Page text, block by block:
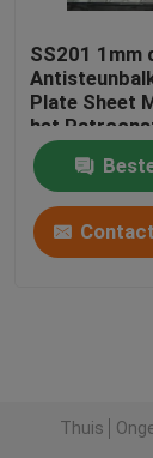
SS201 1mm
Plate Sheet
het
Thuis